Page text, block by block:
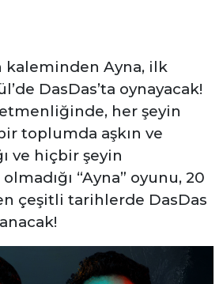
kaleminden Ayna, ilk
DasDas’ta oynayacak!
her şeyin
toplumda aşkın ve
ve hiçbir şeyin
“Ayna” oyunu, 20
çeşitli tarihlerde DasDas